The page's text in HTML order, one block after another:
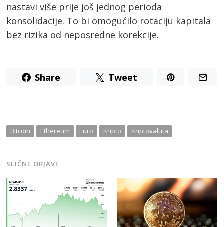
nastavi više prije još jednog perioda
konsolidacije. To bi omogućilo rotaciju kapitala
bez rizika od neposredne korekcije.
Share Tweet
Bitcoin Ethereum Euro Kripto Kriptovaluta
SLIČNE OBJAVE